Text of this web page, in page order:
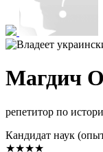
Магдич
репетитор по
Кандидат наук
★★★★